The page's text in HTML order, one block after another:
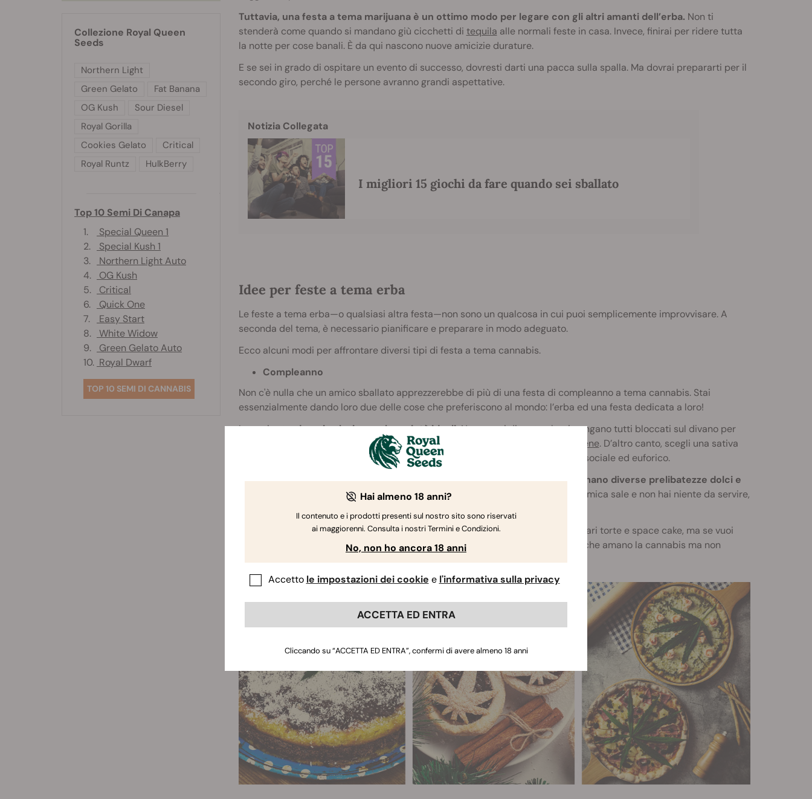
Tuttavia, una festa a tema marijuana è un ottimo modo per legare con gli altri amanti dell’erba. Non ti
stenderà come quando si mandano giù cicchetti di tequila alle normali feste in casa. Invece, finirai per ridere tutta
la notte per cose banali. È da qui nascono nuove amicizie durature.
E se sei in grado di ospitare un evento di successo, dovresti darti una pacca sulla spalla. Ma dovrai prepararti per il
secondo giro, perché le persone avranno grandi aspettative.
Notizia Collegata
I migliori 15 giochi da fare quando sei sballato
Idee per feste a tema erba
Le feste a tema erba—o qualsiasi altra festa—non sono un qualcosa in cui puoi semplicemente improvvisare. A
seconda del tema, è necessario pianificare e preparare in modo adeguato.
Ecco alcuni modi per affrontare diversi tipi di festa a tema cannabis.
Compleanno
Non c'è nulla che un amico sballato apprezzerebbe di più di una festa di compleanno a tema cannabis. Stai
essenzialmente dando loro due delle cose che preferiscono al mondo: l’erba ed una festa dedicata a loro!
Innanzitutto,dovrai selezionare levarietà ideali.Non vorrai di certo che rimangano tutti bloccati sul divano per
l'intera serata, quindi forse è meglio evitare un forte sballo
mircene. D’altro canto, scegli una sativa
per mettere i tuoi ospiti in uno stato d'animo più sociale ed euforico.
La seconda cosa di cui dovrai occuparti è lafame chimica.Tieni a portata di mano diverse prelibatezze dolci e
Non vorrai lasciare tutti in sospeso quando la fame chimica sale e non hai niente da servire,
Infine, non dimenticare le prelibatezze da forno. Certo, puoi andare con le regolari torte e space cake, ma se vuoi
davvero stupire, prova i cupcakes di compleanno infusi con l’erba! I tuoi ospiti che amano la cannabis ma non
Collezione Royal Queen
Seeds
Northern Light
Green Gelato
Fat Banana
OG Kush
Sour Diesel
Royal Gorilla
Cookies Gelato
Critical
Royal Runtz
HulkBerry
Top 10 Semi Di Canapa
1.
Special Queen 1
2.
Special Kush 1
3.
Northern Light Auto
4.
OG Kush
5.
Critical
6.
Quick One
7.
Easy Start
8.
White Widow
9.
Green Gelato Auto
10. Royal Dwarf
TOP 10 SEMI DI CANNABIS
Hai almeno 18 anni?
Il contenuto e i prodotti presenti sul nostro sito sono riservati
ai maggiorenni. Consulta i nostri Termini e Condizioni.
No, non ho ancora 18 anni
Accetto le impostazioni dei cookie e l'informativa sulla privacy
ACCETTA ED ENTRA
Cliccando su “ACCETTA ED ENTRA”, confermi di avere almeno 18 anni